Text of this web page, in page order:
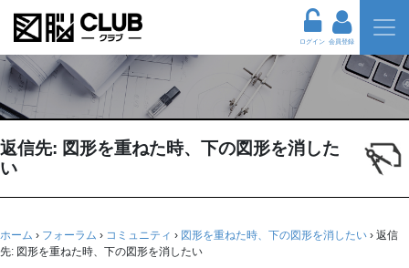
ログイン 会員登録
返信先: 図形を重ねた時、下の図形を消した
い
ホーム › フォーラム › コミュニティ › 図形を重ねた時、下の図形を消したい › 返信
先: 図形を重ねた時、下の図形を消したい